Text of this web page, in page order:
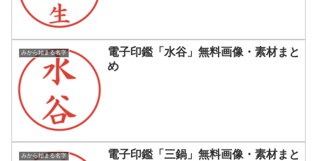
みから始まる名字
電子印鑑「水谷」無料画像・素材まと
め
みから始まる名字
電子印鑑「三鍋」無料画像・素材まと